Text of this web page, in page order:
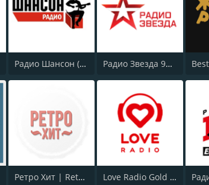
Радио Шансон (Chanson) Радио Звезда 95.6 FM (Radio Zvezda)
Ретро Хит | Retro Hit Love Radio Gold (Лав Радио)